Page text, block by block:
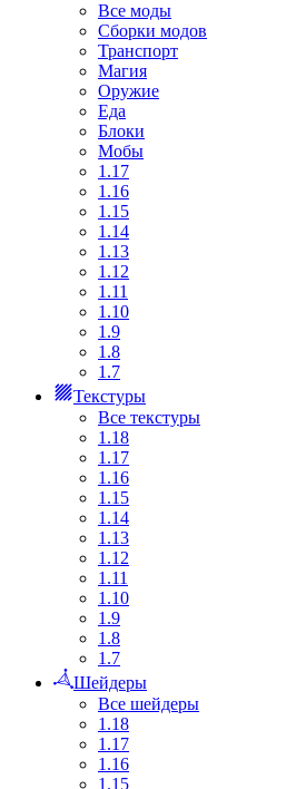
Все моды
Сборки модов
Транспорт
Магия
Оружие
Еда
Блоки
Мобы
1.17
1.16
1.15
1.14
1.13
1.12
1.11
1.10
1.9
1.8
1.7
Текстуры
Все текстуры
1.18
1.17
1.16
1.15
1.14
1.13
1.12
1.11
1.10
1.9
1.8
1.7
Шейдеры
Все шейдеры
1.18
1.17
1.16
1.15